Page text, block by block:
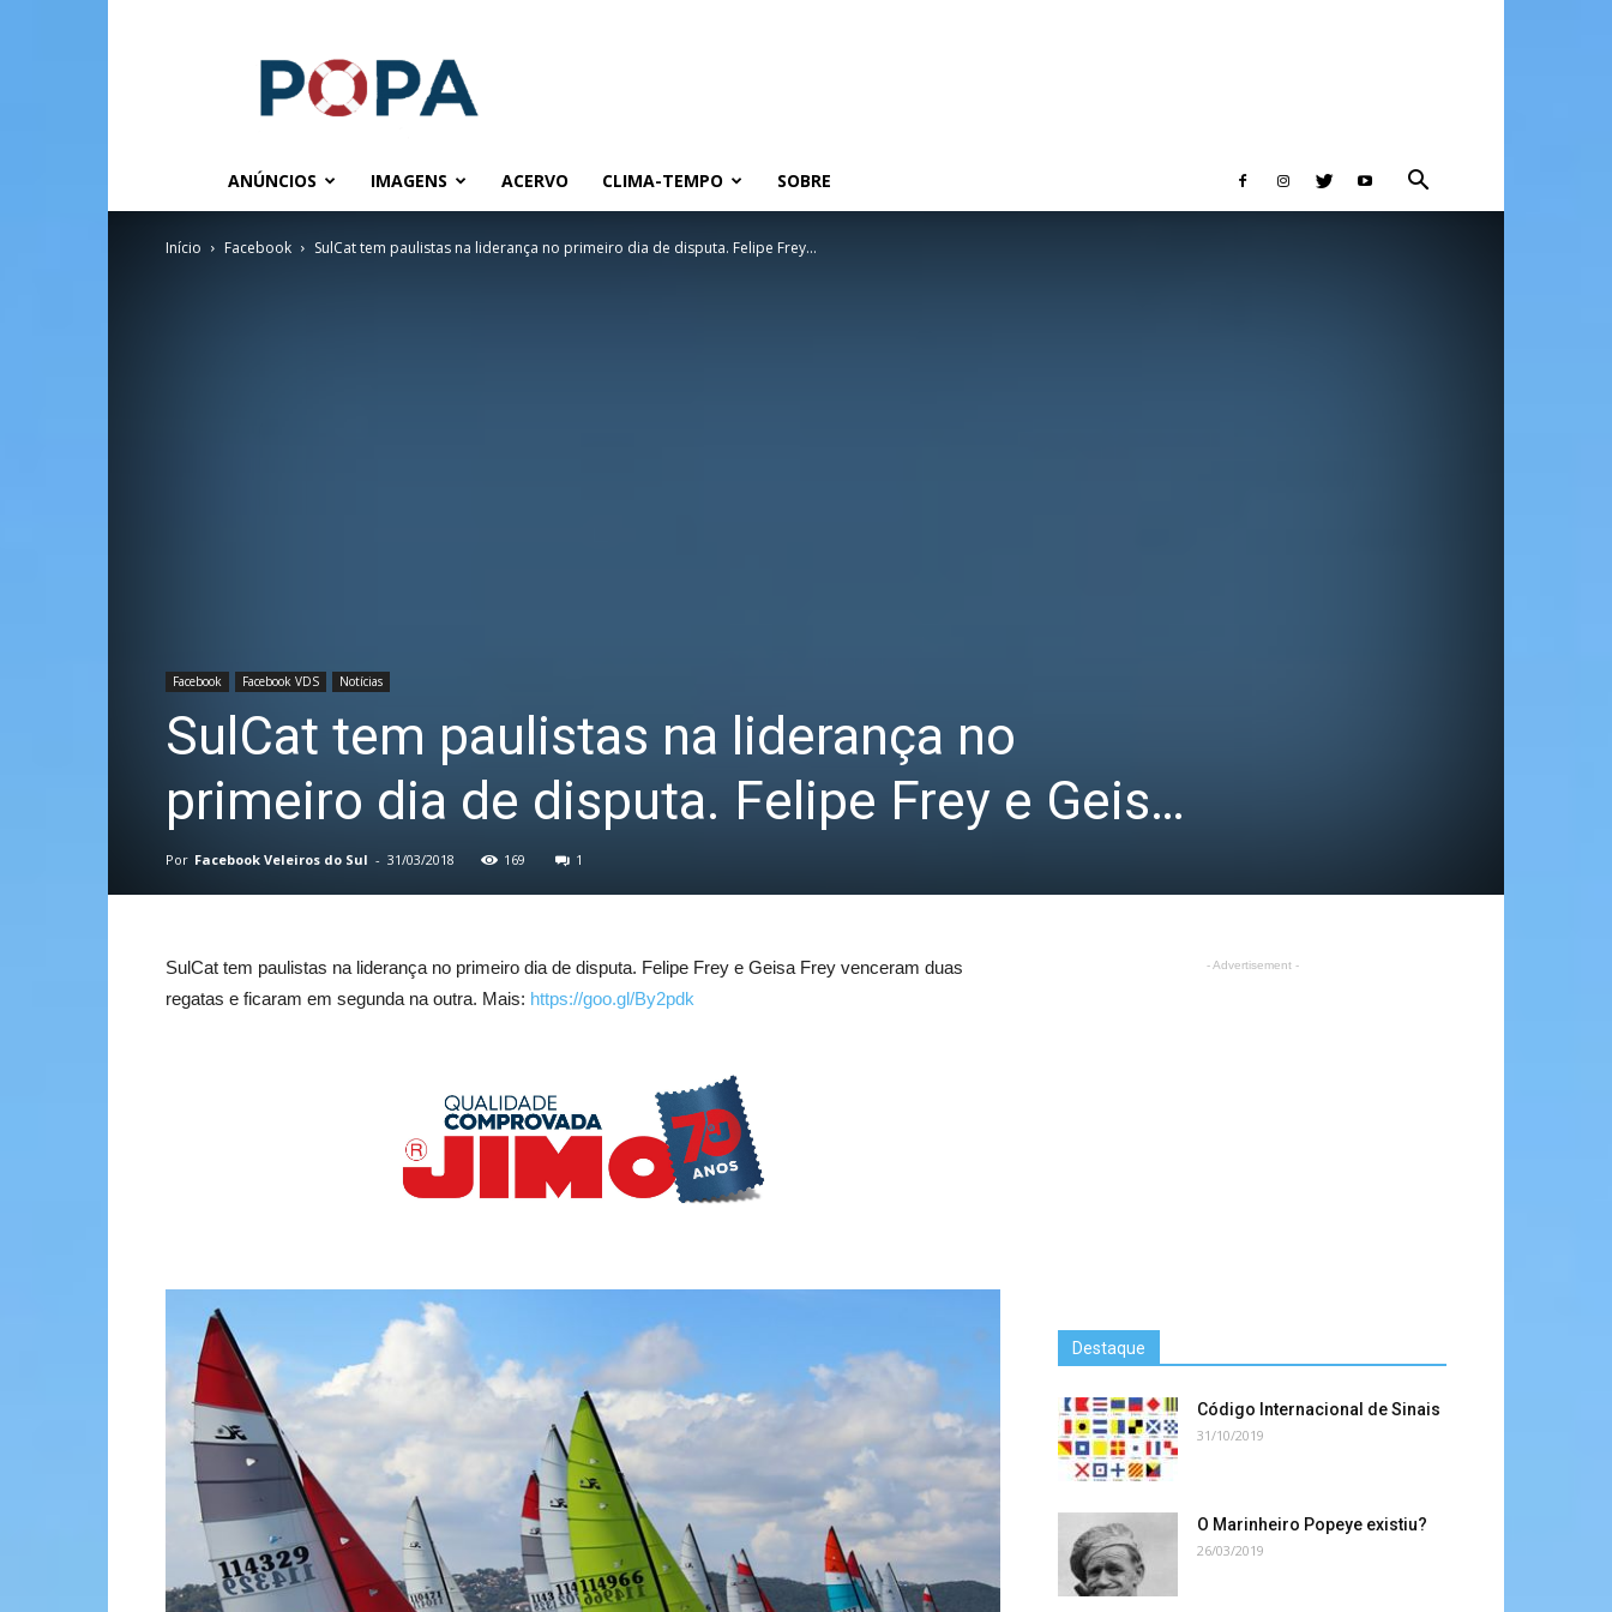
ANÚNCIOS IMAGENS ACERVO CLIMA-TEMPO SOBRE
Início Facebook SulCat tem paulistas na liderança no primeiro dia de disputa. Felipe Frey...
Facebook Facebook VDS Notícias
SulCat tem paulistas na liderança no
primeiro dia de disputa. Felipe Frey e Geis…
Por Facebook Veleiros do Sul - 31/03/2018 169 1
SulCat tem paulistas na liderança no primeiro dia de disputa. Felipe Frey e Geisa Frey venceram duas
regatas e ficaram em segunda na outra. Mais: https://goo.gl/By2pdk
- Advertisement -
Destaque
Código Internacional de Sinais
31/10/2019
O Marinheiro Popeye existiu?
26/03/2019